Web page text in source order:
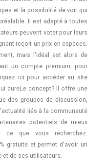
et la possibilité de voir qui
Il est adapté à toutes
peuvent voter pour leurs
reçoit un prix en espèces.
mais l'idéal est alors de
un compte premium, pour
ici pour accéder au site
dureLe concept? Il offre une
des groupes de discussion,
liés à la communauté
potentiels de mieux
que vous recherchez.
gratuite et permet d'avoir un
et de ses utilisateurs.